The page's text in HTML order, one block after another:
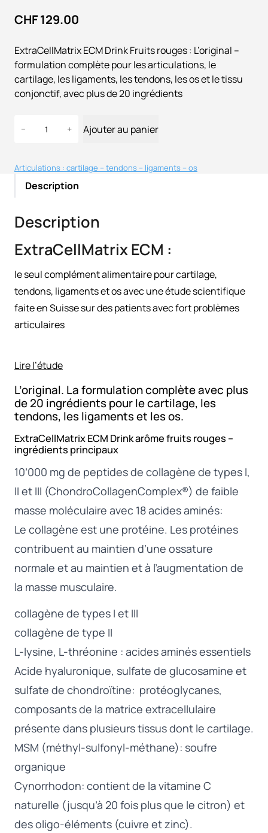
CHF129.00
ExtraCellMatrix ECM Drink Fruits rouges : L’original –
formulation complète pour les articulations, le
cartilage, les ligaments, les tendons, les os et le tissu
conjonctif, avec plus de 20 ingrédients
n
é
e
x
t
r
a
l
M
a
t
r
i
x
C
M
D
i
n
k
r
i
t
s
o
u
g
e
s
− + Ajouter au panier
Articulations : cartilage – tendons – ligaments – os
Description
Description
ExtraCellMatrix ECM :
le seul complément alimentaire pour cartilage,
tendons, ligaments et os avec une étude scientifique
faite en Suisse sur des patients avec fort problèmes
articulaires​
Lire l’étude
L’original. La formulation complète avec plus
de 20 ingrédients pour le cartilage, les
tendons, les ligaments et les os.
ExtraCellMatrix ECM Drink arôme fruits rouges –
ingrédients principaux
10’000 mg de peptides de collagène de types I,
II et III (ChondroCollagenComplex®) de faible
masse moléculaire avec 18 acides aminés:
Le collagène est une protéine. Les protéines
contribuent au maintien d’une ossature
normale et au maintien et à l’augmentation de
la masse musculaire.
collagène de types I et III
collagène de type II
L-lysine, L-thréonine : acides aminés essentiels
Acide hyaluronique, sulfate de glucosamine et
sulfate de chondroïtine: protéoglycanes,
composants de la matrice extracellulaire
présente dans plusieurs tissus dont le cartilage.
MSM (méthyl-sulfonyl-méthane): soufre
organique
Cynorrhodon: contient de la vitamine C
naturelle (jusqu’à 20 fois plus que le citron) et
des oligo-éléments (cuivre et zinc).